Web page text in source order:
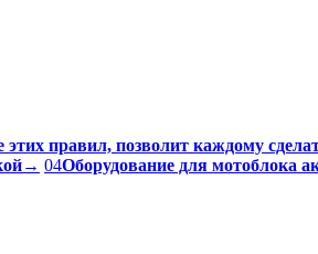
этих правил, позволит каждому
→ 04Оборудование для мотоблока